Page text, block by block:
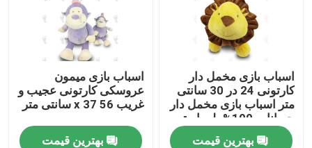
اسباب بازی مخمل دار
کارتونی 24 در 30 سانتی
متر اسباب بازی مخمل دار
حیوانات 100% پلی استر
شیر شکم پر
بهترین قیمت
اسباب بازی میمون
عروسکی کارتونی عجیب و
غریب 56 x 37 سانتی متر
بهترین قیمت